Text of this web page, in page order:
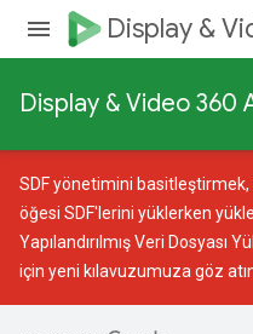
Display &
Display & Video 360
SDF yönetimini
öğesi SDF'lerini yüklerken
Yapılandırılmış Veri Dosyası
için yeni kılavuzumuza göz